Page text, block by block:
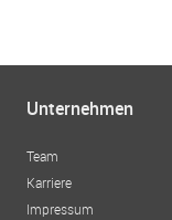
Unternehmen
Team
Karriere
Impressum